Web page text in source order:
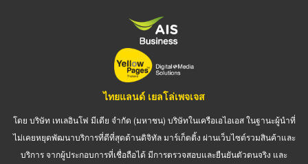
ไทยแลนด์ เยลโล่เพจเจส
โดย บริษัท เทเลอินโฟ มีเดีย จำกัด (มหาชน) บริษัทในเครือเอไอเอส ในฐานะผู้นำที่
ไม่เคยหยุดพัฒนาบริการที่ดีที่สุดด้านดิจิทัล มาร์เก็ตติ้ง ผ่านเว็บไซต์รวมสินค้าและ
บริการ จากผู้ประกอบการที่เชื่อถือได้ มีการตรวจสอบและยืนยันตัวตนจริง และ